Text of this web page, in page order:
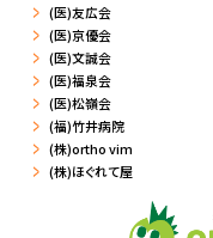
(医)友広会
(医)京優会
(医)文誠会
(医)福泉会
(医)松嶺会
(福)竹井病院
(株)ortho vim
(株)ほぐれて屋